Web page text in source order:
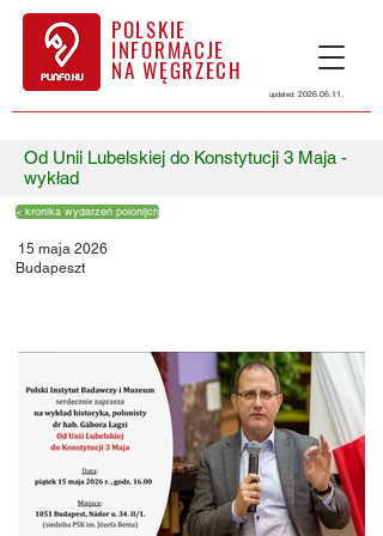
POLSKIE
INFORMACJE
NA WĘGRZECH
updated: 2026.06.11.
Od Unii Lubelskiej do Konstytucji 3 Maja -
wykład
< kronika wydarzeń polonijch
15 maja 2026
Budapeszt